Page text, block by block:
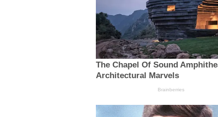
The Chapel Of Sound
Architectural Marvels
Brainberries